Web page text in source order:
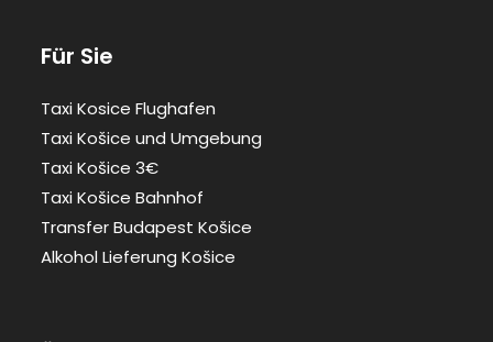
Für Sie
Taxi Kosice Flughafen
Taxi Košice und Umgebung
Taxi Košice 3€
Taxi Košice Bahnhof
Transfer Budapest Košice
Alkohol Lieferung Košice